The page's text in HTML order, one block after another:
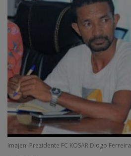
Imajen: Prezidente FC KOSAR Diogo Ferreira